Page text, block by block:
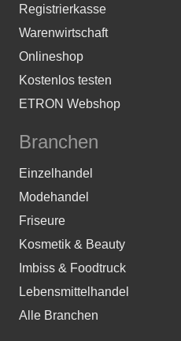
Registrierkasse
Warenwirtschaft
Onlineshop
Kostenlos testen
ETRON Webshop
Branchen
Einzelhandel
Modehandel
Friseure
Kosmetik & Beauty
Imbiss & Foodtruck
Lebensmittelhandel
Alle Branchen